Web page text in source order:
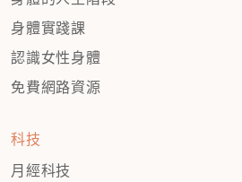
身體實踐課
認識女性身體
免費網路資源
科技
月經科技